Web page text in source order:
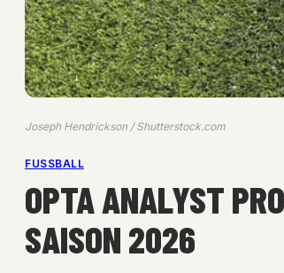
Joseph Hendrickson / Shutterstock.com
FUSSBALL
OPTA ANALYST
SAISON 2026